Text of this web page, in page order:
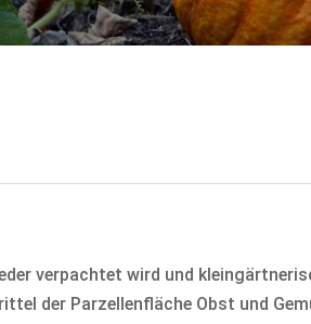
verpachtet wird und
der Parzellenfläche Obst und